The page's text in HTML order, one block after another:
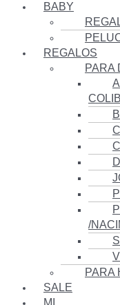
BABY
REGALOS
PARA
/
PARA
SALE